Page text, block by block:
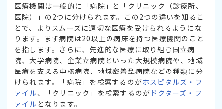
医療機関は一般的に「病院」と「クリニック（診療所、
医院）」の2つに分けられます。この2つの違いを知るこ
とで、よりスムーズに適切な医療を受けられるようにな
ります。まず病院は20以上の病床を持つ医療機関のこと
を指します。さらに、先進的な医療に取り組む国立病
院、大学病院、企業立病院といった大規模病院や、地域
医療を支える中核病院、地域密着型病院などの種類に分
けられます。「病院」を検索するのがホスピタルズ・フ
ァイル、「クリニック」を検索するのが ドクターズ・フ
ァイル となります。